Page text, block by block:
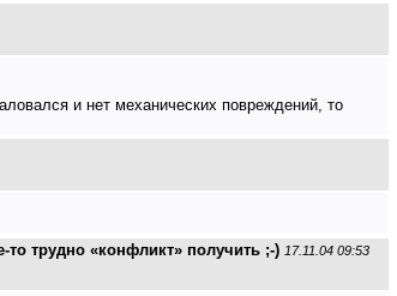
и нет механических повреждений, то
трудно «конфликт» получить ;-) 17.11.04 09:53